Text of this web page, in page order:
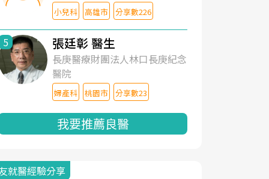
小兒科 高雄市 分享數226
5 張廷彰 醫生
長庚醫療財團法人林口長庚紀念
醫院
婦產科 桃園市 分享數23
我要推薦良醫
就醫經驗分享